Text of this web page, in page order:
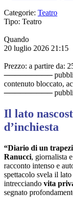
Categorie: Teatro
Tipo: Teatro
Quando
20 luglio 2026 21:15
Prezzo: a partire da:
─────────
contenuto bloccato,
─────────
Il lato
d’inchiesta
“Diario di un
Ranucci, giornalista
racconto intenso e
spettacolo svela il
intrecciando vita
segnato